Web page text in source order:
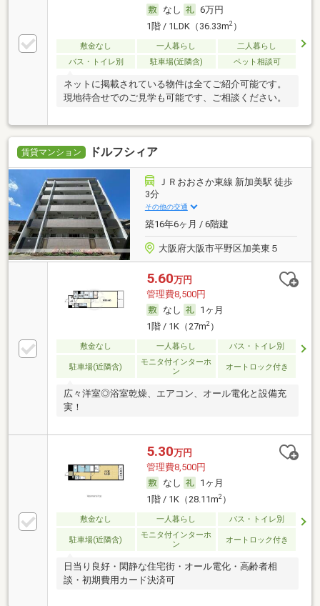
なし
6万円
1階 / 1LDK（36.33m2）
敷金なし 一人暮らし
二人暮らし
バス・トイレ別
駐車場(近隣含) ペット相談可
ネットに掲載されている物件は全てご紹介可能です。
現地待合せでのご見学も可能です、ご相談ください。
賃貸マンション ドルフシィア
ＪＲおおさか東線 新加美駅 徒歩
3分
その他の交通
築16年6ヶ月 / 6階建
大阪府大阪市平野区加美東５
5.60万円
管理費8,500円
なし
1ヶ月
1階 / 1K（27m2）
敷金なし 一人暮らし バス・トイレ別
駐車場(近隣含)
モニタ付インターホ
ン
オートロック付き
広々洋室◎浴室乾燥、エアコン、オール電化と設備充
実！
5.30万円
管理費8,500円
なし
1ヶ月
1階 / 1K（28.11m2）
敷金なし 一人暮らし バス・トイレ別
駐車場(近隣含)
モニタ付インターホ
ン
オートロック付き
日当り良好・閑静な住宅街・オール電化・高齢者相
談・初期費用カード決済可